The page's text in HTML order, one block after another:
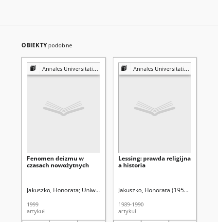
OBIEKTY podobne
Annales Universitatis Mariae Curie-Skłodowska. Sectio I, Philosophia-Sociologia
Fenomen deizmu w
czasach nowożytnych
Jakuszko, Honorata Uniwersytet Marii Curie-Skłodowskiej (Lublin)
1999
artykuł
Annales Universitatis Mariae Curie-Skłodowska. Sectio I, Philosophia-Sociologia
Lessing: prawda religijna
a historia
Jakuszko, Honorata (1955- ).
1989-1990
artykuł